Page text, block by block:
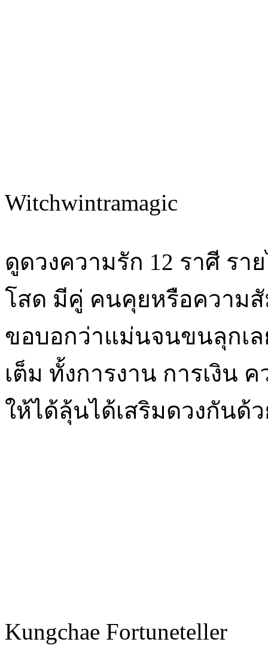
Witchwintramagic
ดูดวงความรัก 12 ราศี ร
โสด มีคู่ คนคุยหรือความสั
ขอบอกว่าแม่นจนขนลุกเ
เต็ม ทั้งการงาน การเงิน
ให้ได้ลุ้นได้เสริมดวงกันด้
Kungchae Fortuneteller